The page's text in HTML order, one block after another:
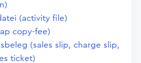
(activity file)
copy-fee)
(sales slip, charge slip,
ticket)